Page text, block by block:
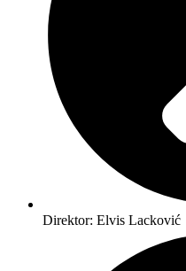
Direktor: Elvis Lacković